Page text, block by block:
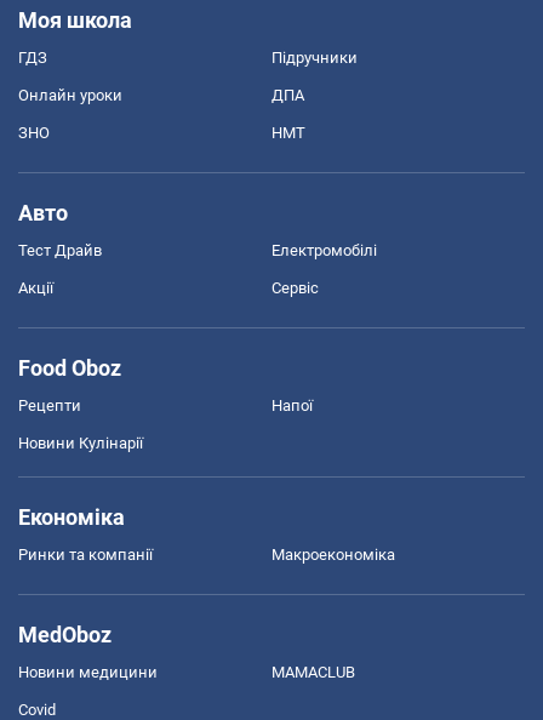
Моя школа
ГДЗ Підручники
Онлайн уроки ДПА
ЗНО НМТ
Авто
Тест Драйв Електромобілі
Акції Сервіс
Food Oboz
Рецепти Напої
Новини Кулінарії
Економіка
Ринки та компанії Макроекономіка
MedOboz
Новини медицини MAMACLUB
Covid